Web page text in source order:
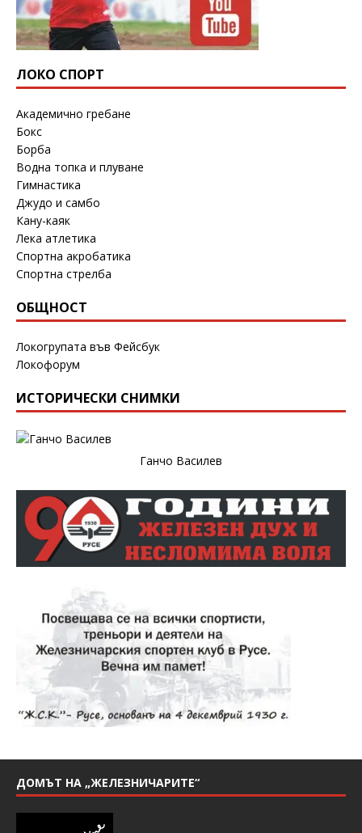
ЛОКО СПОРТ
Академично гребане
Бокс
Борба
Водна топка и плуване
Гимнастика
Джудо и самбо
Кану-каяк
Лека атлетика
Спортна акробатика
Спортна стрелба
ОБЩНОСТ
Локогрупата във Фейсбук
Локофорум
ИСТОРИЧЕСКИ СНИМКИ
Ганчо Василев
ДОМЪТ НА „ЖЕЛЕЗНИЧАРИТЕ“